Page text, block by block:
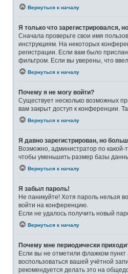
Вернуться к началу
Я только что зарегистрировался,
Сначала проверьте свои имя
инструкциям. На некоторых
регистрации. Если вам было
фильтром. Если вы уверены, что
Вернуться к началу
Почему я не могу войти?
Существует несколько возможных
вам закрыт доступ к конференции.
Вернуться к началу
Я давно зарегистрирован, но
Возможно, администратор по
чтобы уменьшить размер базы
Вернуться к началу
Я забыл пароль!
Не паникуйте! Хотя пароль нельзя
войти на конференцию.
Если не удалось получить новый
Вернуться к началу
Почему мне периодически
Если вы не отметили флажком пункт
воспользоваться вашей учётной
рекомендуется делать это на